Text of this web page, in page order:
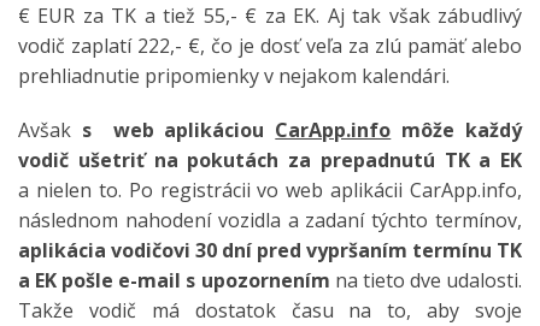
€ EUR za TK a tiež 55,- € za EK. Aj tak však zábudlivý
vodič zaplatí 222,- €, čo je dosť veľa za zlú pamäť alebo
prehliadnutie pripomienky v nejakom kalendári.
Avšak s web aplikáciou CarApp.info môže každý
vodič ušetriť na pokutách za prepadnutú TK a EK
a nielen to. Po registrácii vo web aplikácii CarApp.info,
následnom nahodení vozidla a zadaní týchto termínov,
aplikácia vodičovi 30 dní pred vypršaním termínu TK
a EK pošle e-mail s upozornením na tieto dve udalosti.
Takže vodič má dostatok času na to, aby svoje